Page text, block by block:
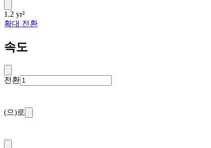
1.2 yr²
확대 전환
속도
전환
(으)로